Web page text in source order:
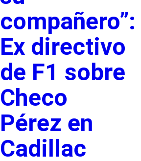
compañero”:
Ex directivo
de F1 sobre
Checo
Pérez en
Cadillac